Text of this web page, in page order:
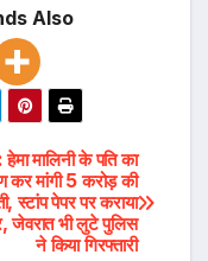
Also
मालिनी के पति का
कर मांगी 5 करोड़ की
स्टांप पेपर पर कराया
जेवरात भी लुटे पुलिस
ने किया गिरफ्तारी